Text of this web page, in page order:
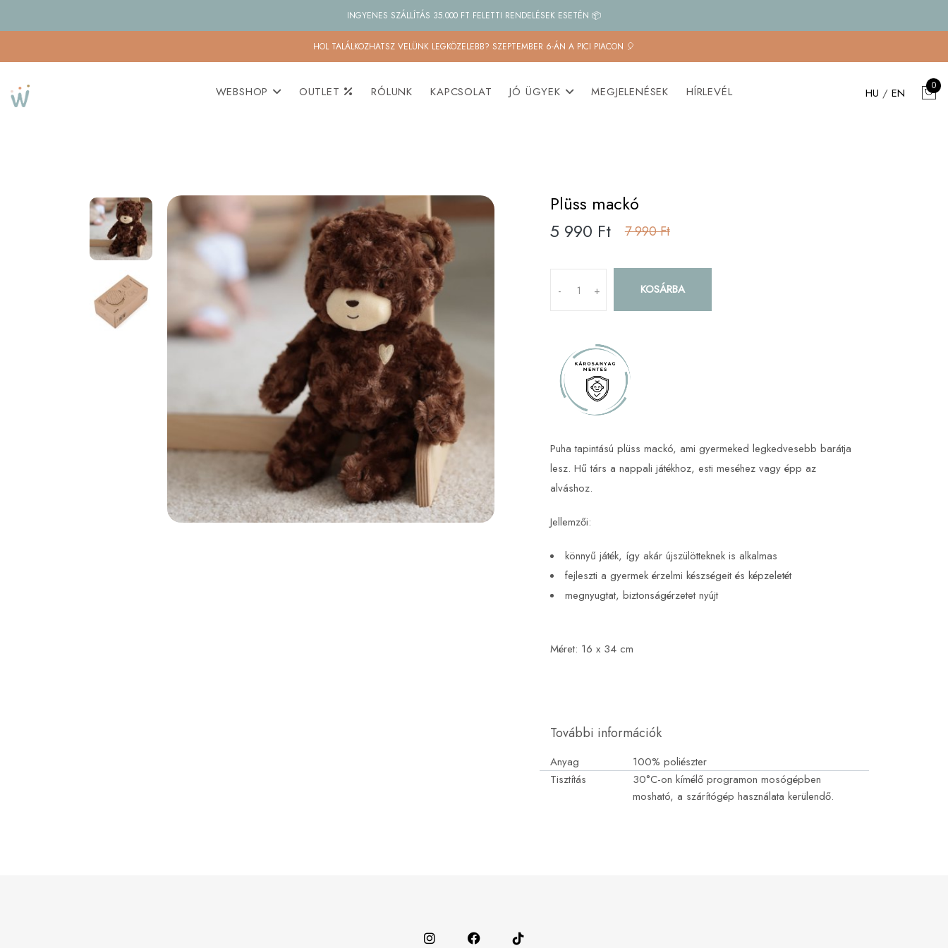
INGYENES SZÁLLÍTÁS 35.000 FT FELETTI RENDELÉSEK ESETÉN 📦
HOL TALÁLKOZHATSZ VELÜNK LEGKÖZELEBB? SZEPTEMBER 6-ÁN A PICI PIACON 🎈
WEBSHOP OUTLET RÓLUNK KAPCSOLAT JÓ ÜGYEK MEGJELENÉSEK HÍRLEVÉL HU / EN 0
Plüss mackó
5 990 Ft
7 990 Ft
- + KOSÁRBA
Puha tapintású plüss mackó, ami gyermeked legkedvesebb barátja
lesz. Hű társ a nappali játékhoz, esti meséhez vagy épp az
alváshoz.
Jellemzői:
könnyű játék, így akár újszülötteknek is alkalmas
fejleszti a gyermek érzelmi készségeit és képzeletét
megnyugtat, biztonságérzetet nyújt
Méret: 16 x 34 cm
További információk
Anyag
100% poliészter
Tisztítás
30°C-on kímélő programon mosógépben
mosható, a szárítógép használata kerülendő.